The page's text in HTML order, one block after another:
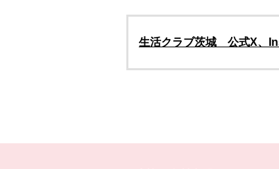
生活クラブ茨城 公式X、